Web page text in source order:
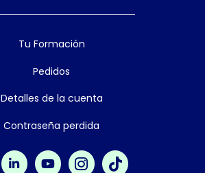
Tu Formación
Pedidos
Detalles de la cuenta
Contraseña perdida